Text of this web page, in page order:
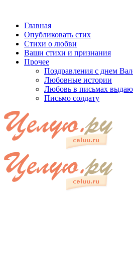
Главная
Опубликовать стих
Стихи о любви
Ваши стихи и признания
Прочее
Поздравления с днем
Любовные истории
Любовь в письмах
Письмо солдату